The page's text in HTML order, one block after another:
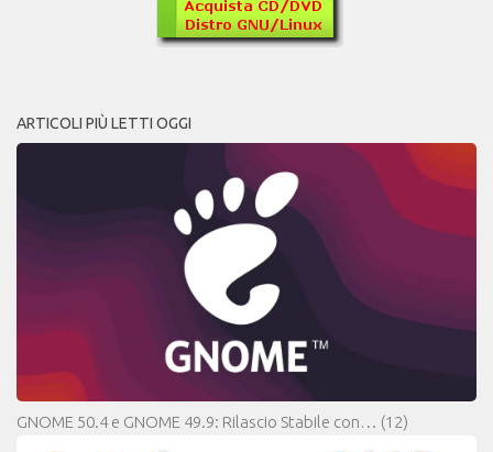
ARTICOLI PIÙ LETTI OGGI
GNOME 50.4 e GNOME 49.9: Rilascio Stabile con… (12)